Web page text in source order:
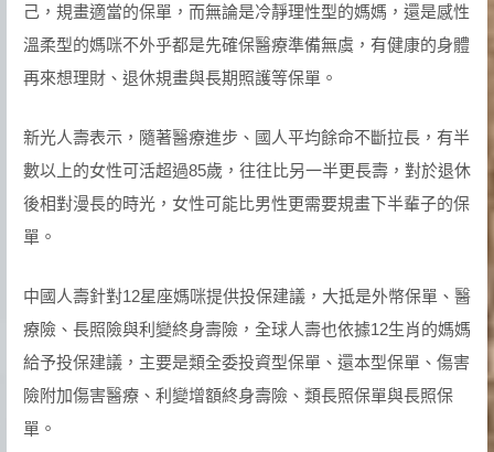
己，規畫適當的保單，而無論是冷靜理性型的媽媽，還是感性
溫柔型的媽咪不外乎都是先確保醫療準備無虞，有健康的身體
再來想理財、退休規畫與長期照護等保單。
新光人壽表示，隨著醫療進步、國人平均餘命不斷拉長，有半
數以上的女性可活超過85歲，往往比另一半更長壽，對於退休
後相對漫長的時光，女性可能比男性更需要規畫下半輩子的保
單。
中國人壽針對12星座媽咪提供投保建議，大抵是外幣保單、醫
療險、長照險與利變終身壽險，全球人壽也依據12生肖的媽媽
給予投保建議，主要是類全委投資型保單、還本型保單、傷害
險附加傷害醫療、利變增額終身壽險、類長照保單與長照保
單。